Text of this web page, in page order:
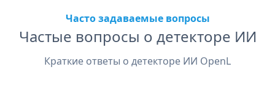
Часто задаваемые вопросы
Частые вопросы о детекторе ИИ
Краткие ответы о детекторе ИИ OpenL